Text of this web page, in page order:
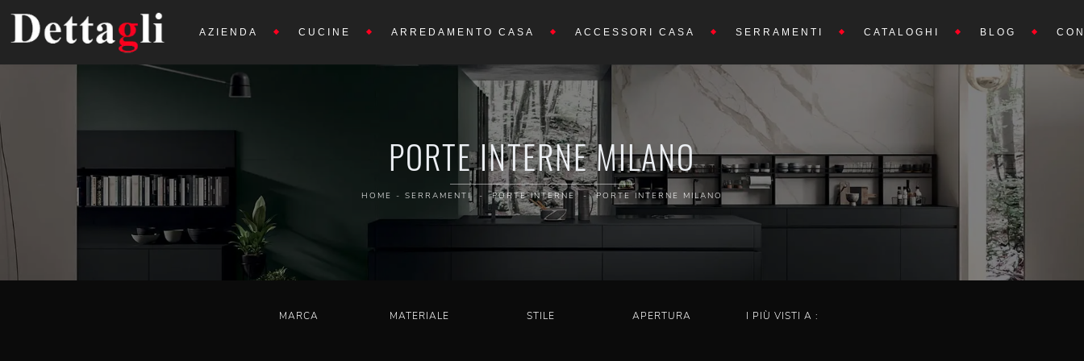
AZIENDA CUCINE ARREDAMENTO CASA ACCESSORI CASA SERRAMENTI CATALOGHI BLOG
PORTE INTERNE MILANO
HOME - SERRAMENTI - PORTE INTERNE - PORTE INTERNE MILANO
MARCA MATERIALE STILE APERTURA I PIÙ VISTI A :